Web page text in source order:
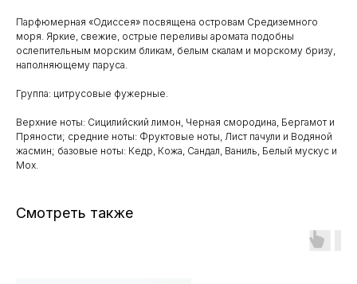
Парфюмерная «Одиссея» посвящена островам Средиземного
моря. Яркие, свежие, острые переливы аромата подобны
ослепительным морским бликам, белым скалам и морскому бризу,
наполняющему паруса.
Группа: цитрусовые фужерные.
Верхние ноты: Сицилийский лимон, Черная смородина, Бергамот и
Пряности; средние ноты: Фруктовые ноты, Лист пачули и Водяной
жасмин; базовые ноты: Кедр, Кожа, Сандал, Ваниль, Белый мускус и
Мох.
Смотреть также